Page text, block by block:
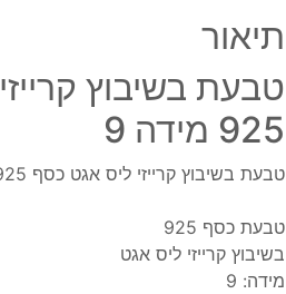
תיאור
טבעת בשיבוץ
925 מידה 9
טבעת בשיבוץ קרייזי ליס אגט כסף 925 מידה 9
טבעת כסף 925
בשיבוץ קרייזי ליס אגט
מידה: 9